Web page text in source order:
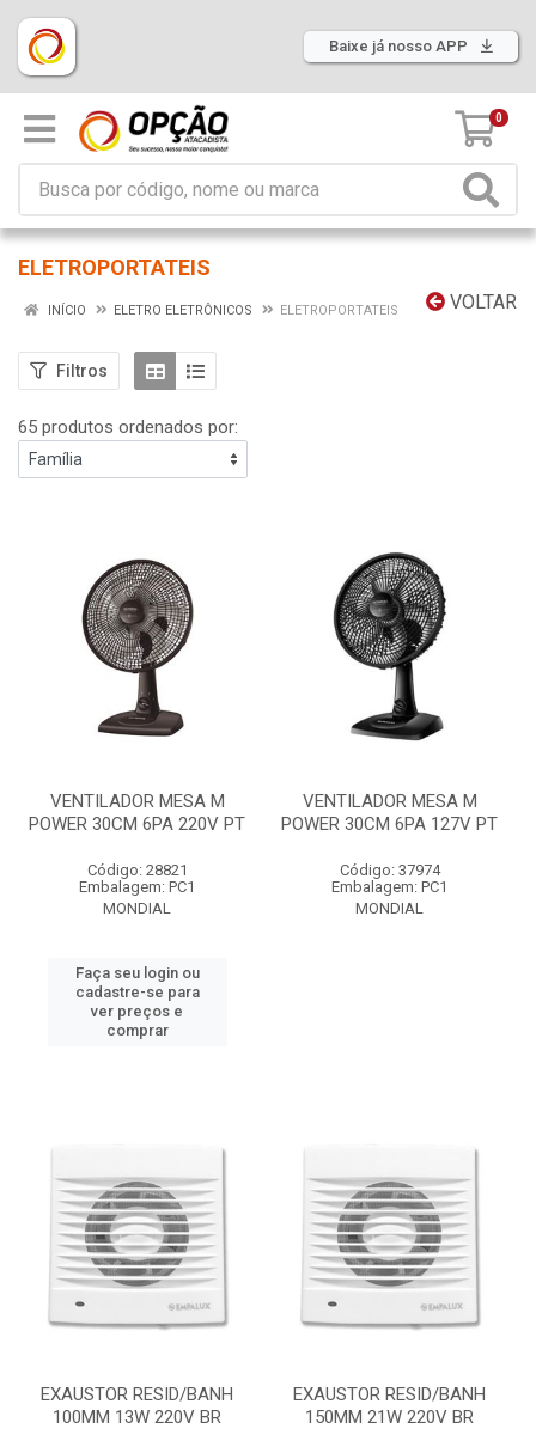
Baixe já nosso APP
0
ELETROPORTATEIS
VOLTAR
INÍCIO ELETRO ELETRÔNICOS ELETROPORTATEIS
Filtros
65 produtos ordenados por:
VENTILADOR MESA M
POWER 30CM 6PA 220V PT
Código: 28821
Embalagem: PC1
MONDIAL
Faça seu login ou
cadastre-se para
ver preços e
comprar
VENTILADOR MESA M
POWER 30CM 6PA 127V PT
Código: 37974
Embalagem: PC1
MONDIAL
EXAUSTOR RESID/BANH
100MM 13W 220V BR
EXAUSTOR RESID/BANH
150MM 21W 220V BR